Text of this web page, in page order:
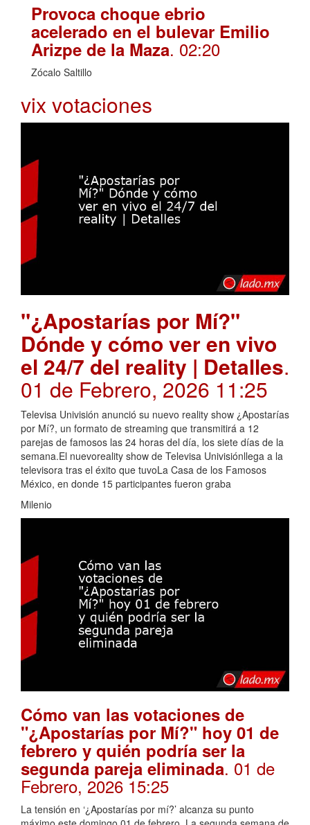
Provoca choque ebrio
acelerado en el bulevar Emilio
Arizpe de la Maza. 02:20
Zócalo Saltillo
vix votaciones
"¿Apostarías por Mí?"
Dónde y cómo ver en vivo
el 24/7 del reality | Detalles.
01 de Febrero, 2026 11:25
Televisa Univisión anunció su nuevo reality show ¿Apostarías
por Mí?, un formato de streaming que transmitirá a 12
parejas de famosos las 24 horas del día, los siete días de la
semana.El nuevoreality show de Televisa Univisiónllega a la
televisora tras el éxito que tuvoLa Casa de los Famosos
México, en donde 15 participantes fueron graba
Milenio
Cómo van las votaciones de
"¿Apostarías por Mí?" hoy 01 de
febrero y quién podría ser la
segunda pareja eliminada. 01 de
Febrero, 2026 15:25
La tensión en ‘¿Apostarías por mí?’ alcanza su punto